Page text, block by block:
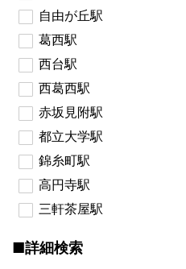
自由が丘駅
葛西駅
西台駅
西葛西駅
赤坂見附駅
都立大学駅
錦糸町駅
高円寺駅
三軒茶屋駅
■詳細検索